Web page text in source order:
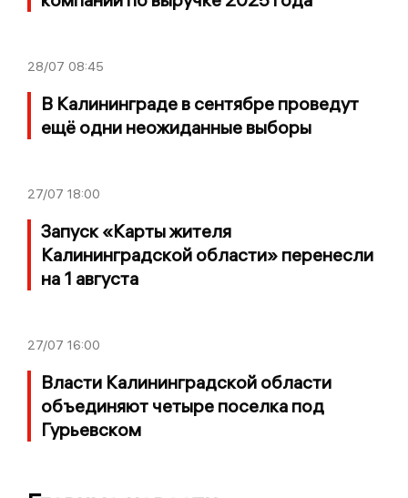
28/07 08:45
В Калининграде в сентябре проведут
ещё одни неожиданные выборы
27/07 18:00
Запуск «Карты жителя
Калининградской области» перенесли
на 1 августа
27/07 16:00
Власти Калининградской области
объединяют четыре поселка под
Гурьевском